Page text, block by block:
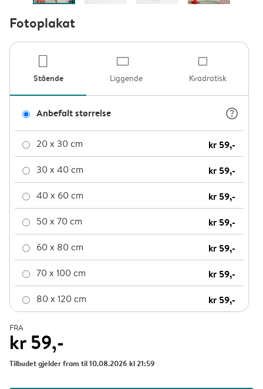
Fotoplakat
product-
Stående Liggende Kvadratisk
Anbefalt størrelse question_mark_circle
20 x 30 cm kr 59,-
30 x 40 cm kr 59,-
40 x 60 cm kr 59,-
50 x 70 cm kr 59,-
60 x 80 cm kr 59,-
70 x 100 cm kr 59,-
80 x 120 cm kr 59,-
FRA
kr 59,-
Tilbudet gjelder fram til 10.08.2026 kl 21:59